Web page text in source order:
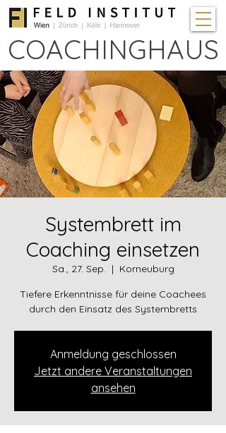
COACHINGHAUS
Systembrett im
Coaching einsetzen
Sa., 27. Sep.
  |
Korneuburg
Tiefere Erkenntnisse für deine Coachees
durch den Einsatz des Systembretts
Anmeldung geschlossen
Jetzt andere Veranstaltungen
ansehen